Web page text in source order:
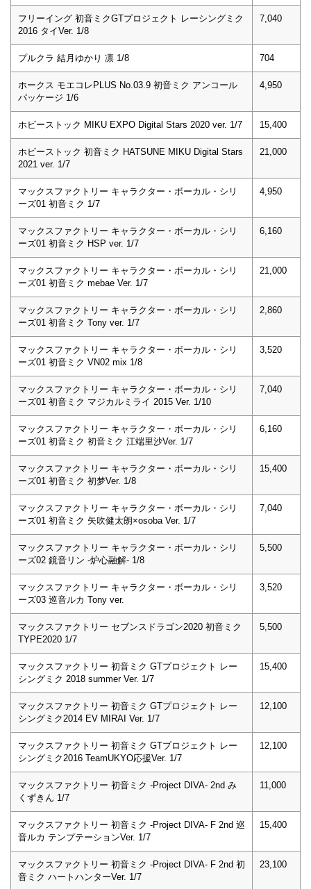
フリーイング 初音ミクGTプロジェクト レーシングミク
2016 タイVer. 1/8
7,040
プルクラ 結月ゆかり 凛 1/8 704
ホークス モエコレPLUS No.03.9 初音ミク アンコール
パッケージ 1/6
4,950
ホビーストック MIKU EXPO Digital Stars 2020 ver. 1/7 15,400
ホビーストック 初音ミク HATSUNE MIKU Digital Stars
2021 ver. 1/7
21,000
マックスファクトリー キャラクター・ボーカル・シリ
ーズ01 初音ミク 1/7
4,950
マックスファクトリー キャラクター・ボーカル・シリ
ーズ01 初音ミク HSP ver. 1/7
6,160
マックスファクトリー キャラクター・ボーカル・シリ
ーズ01 初音ミク mebae Ver. 1/7
21,000
マックスファクトリー キャラクター・ボーカル・シリ
ーズ01 初音ミク Tony ver. 1/7
2,860
マックスファクトリー キャラクター・ボーカル・シリ
ーズ01 初音ミク VN02 mix 1/8
3,520
マックスファクトリー キャラクター・ボーカル・シリ
ーズ01 初音ミク マジカルミライ 2015 Ver. 1/10
7,040
マックスファクトリー キャラクター・ボーカル・シリ
ーズ01 初音ミク 初音ミク 江端里沙Ver. 1/7
6,160
マックスファクトリー キャラクター・ボーカル・シリ
ーズ01 初音ミク 初梦Ver. 1/8
15,400
マックスファクトリー キャラクター・ボーカル・シリ
ーズ01 初音ミク 矢吹健太朗×osoba Ver. 1/7
7,040
マックスファクトリー キャラクター・ボーカル・シリ
ーズ02 鏡音リン -炉心融解- 1/8
5,500
マックスファクトリー キャラクター・ボーカル・シリ
ーズ03 巡音ルカ Tony ver.
3,520
マックスファクトリー セブンスドラゴン2020 初音ミク
TYPE2020 1/7
5,500
マックスファクトリー 初音ミク GTプロジェクト レー
シングミク 2018 summer Ver. 1/7
15,400
マックスファクトリー 初音ミク GTプロジェクト レー
シングミク2014 EV MIRAI Ver. 1/7
12,100
マックスファクトリー 初音ミク GTプロジェクト レー
シングミク2016 TeamUKYO応援Ver. 1/7
12,100
マックスファクトリー 初音ミク -Project DIVA- 2nd み
くずきん 1/7
11,000
マックスファクトリー 初音ミク -Project DIVA- F 2nd 巡
音ルカ テンプテーションVer. 1/7
15,400
マックスファクトリー 初音ミク -Project DIVA- F 2nd 初
音ミク ハートハンターVer. 1/7
23,100